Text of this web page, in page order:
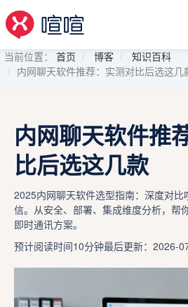
当前位置： 首页 博客
知识百科
内网聊天软件推荐：实测对比后选这几
内网聊天软件推
比后选这几款
2025内网聊天软件选型指南：深度对
信。从安全、部署、集成维度分析，帮
即时通讯方案。
预计阅读时间10分钟最后更新：2026-